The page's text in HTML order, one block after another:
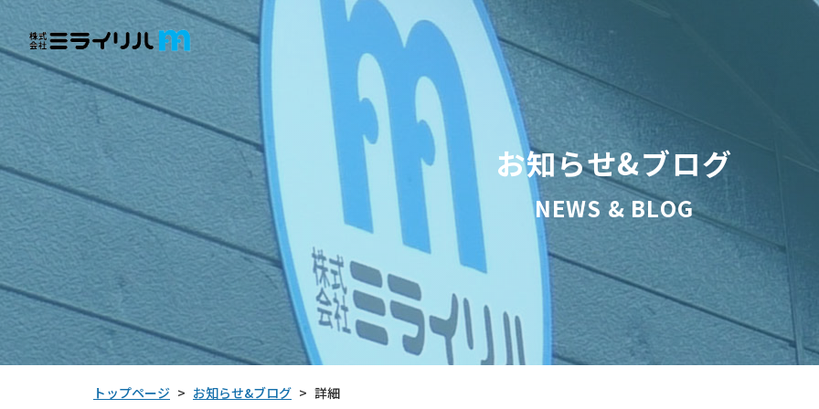
お知らせ&ブログ
NEWS & BLOG
トップページ > お知らせ&ブログ > 詳細